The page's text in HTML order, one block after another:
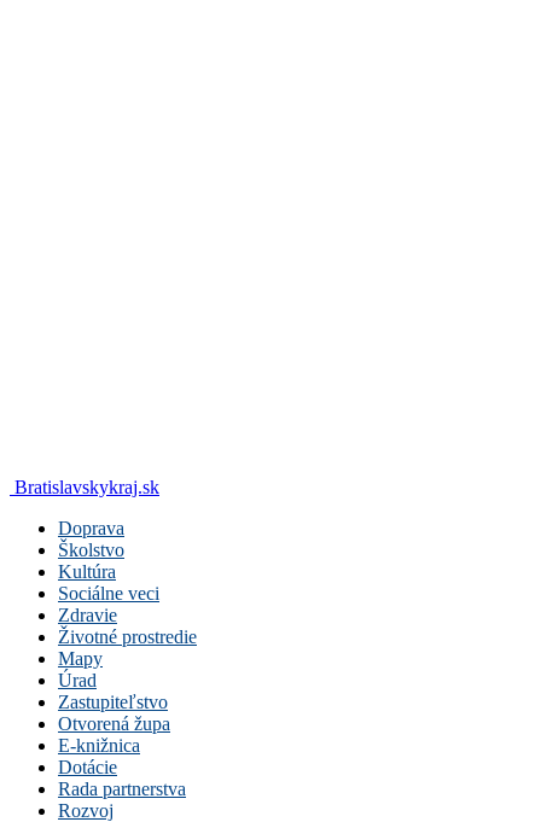
Bratislavskykraj.sk
Doprava
Školstvo
Kultúra
Sociálne veci
Zdravie
Životné prostredie
Mapy
Úrad
Zastupiteľstvo
Otvorená župa
E-knižnica
Dotácie
Rada partnerstva
Rozvoj